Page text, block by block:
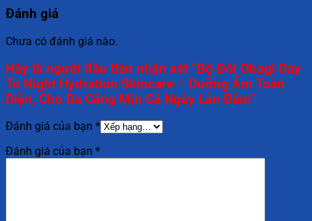
Đánh giá
Chưa có đánh giá nào.
Hãy là người đầu tiên nhận xét “Bộ Đôi Obagi Day
To Night Hydration Skincare – Dưỡng Ẩm Toàn
Diện, Cho Da Căng Mịn Cả Ngày Lẫn Đêm”
Đánh giá của bạn *
Đánh giá của bạn *